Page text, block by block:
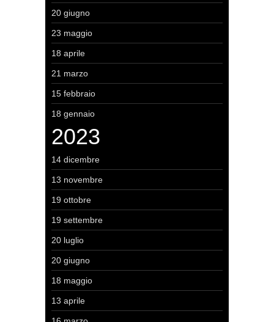
20 giugno
23 maggio
18 aprile
21 marzo
15 febbraio
18 gennaio
2023
14 dicembre
13 novembre
19 ottobre
19 settembre
20 luglio
20 giugno
18 maggio
13 aprile